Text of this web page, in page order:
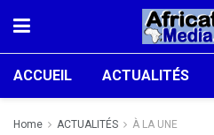
ACCUEIL ACTUALITÉS
Home ACTUALITÉS À LA UNE